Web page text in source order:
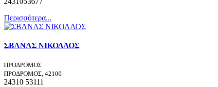
Περισσότερα...
ΣΒΑΝΑΣ ΝΙΚΟΛΑΟΣ
ΠΡΟΔΡΟΜΟΣ
ΠΡΟΔΡΟΜΟΣ, 42100
24310 53111